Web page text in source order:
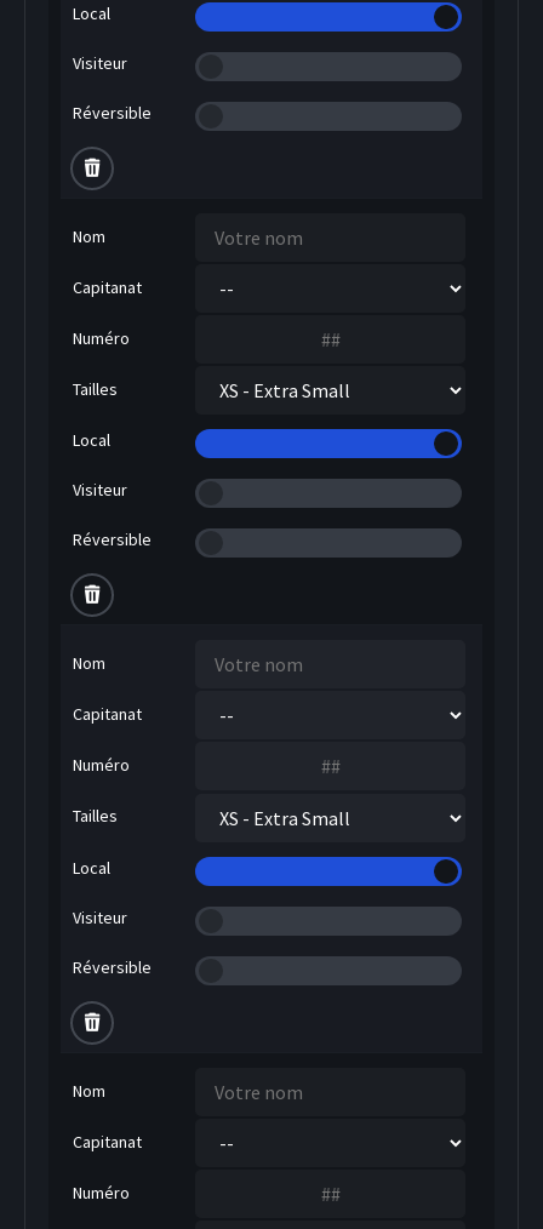
Local
Visiteur
Réversible
Nom
Capitanat
Numéro
Tailles
Local
Visiteur
Réversible
Nom
Capitanat
Numéro
Tailles
Local
Visiteur
Réversible
Nom
Capitanat
Numéro